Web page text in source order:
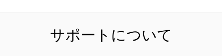
サポートについて